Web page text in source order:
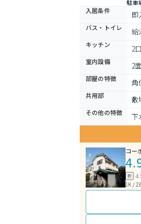
駐車
入居条件 即
バス・トイレ 給
キッチン 2
室内設備 2
部屋の特徴 角
共用部 敷
その他の特徴
下
コー
敷
1K /